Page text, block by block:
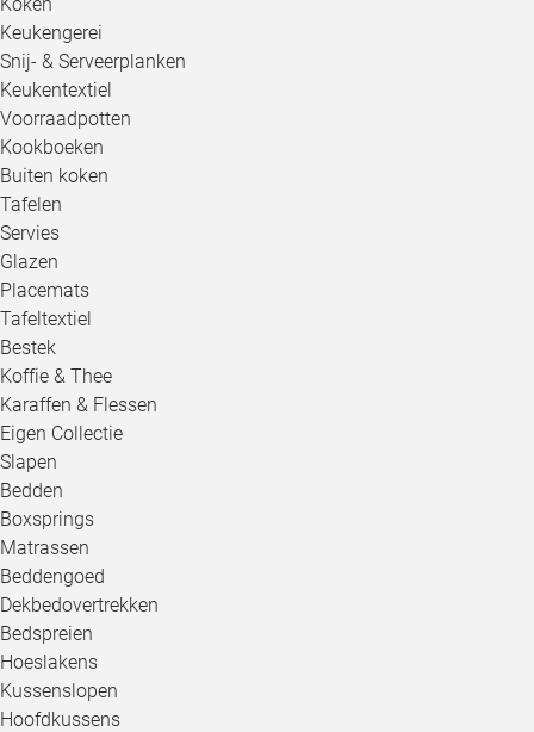
Keukengerei
Snij- & Serveerplanken
Keukentextiel
Voorraadpotten
Kookboeken
Buiten koken
Tafelen
Servies
Glazen
Placemats
Tafeltextiel
Bestek
Koffie & Thee
Karaffen & Flessen
Eigen Collectie
Slapen
Bedden
Boxsprings
Matrassen
Beddengoed
Dekbedovertrekken
Bedspreien
Hoeslakens
Kussenslopen
Hoofdkussens